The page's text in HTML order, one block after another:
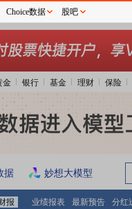
金 银行 基金 理财 保险
据 妙想大模型
报 业绩报表 最新预告 分红
Choice数据 股吧